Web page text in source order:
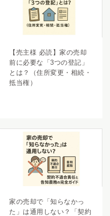
【売主様 必読】家の売却
前に必要な「3つの登記」
とは？（住所変更・相続・
抵当権）
家の売却で「知らなかっ
た」は通用しない？「契約